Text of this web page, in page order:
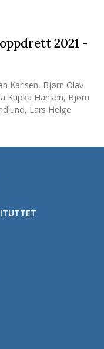
2021 -
Karlsen, Bjørn Olav
Kupka Hansen, Bjørn
, Lars Helge